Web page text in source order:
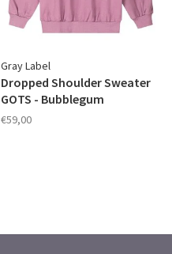
Gray Label
Dropped Shoulder Sweater
GOTS - Bubblegum
€59,00